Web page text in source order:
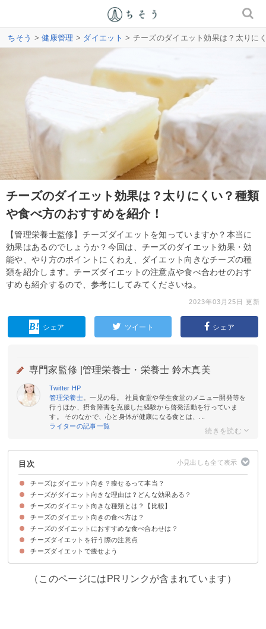
ちそう >健康管理 > ダイエット > チーズのダイエット効果は？太りに
チーズのダイエット効果は？太りにくい？種類
や食べ方のおすすめを紹介！
【管理栄養士監修】チーズダイエットを知っていますか？本当に
効果はあるのでしょうか？今回は、チーズのダイエット効果・効
能や、やり方のポイントにくわえ、ダイエット向きなチーズの種
類を紹介します。チーズダイエットの注意点や食べ合わせのおす
すめも紹介するので、参考にしてみてくださいね。
2023年03月25日 更新
シェア ツイート シェア
専門家監修 | 管理栄養士・栄養士 鈴木真美
Twitter HP
管理栄養士。一児の母。 社員食堂や学生食堂のメニュー開発等を
行うほか、摂食障害を克服した経験から啓発活動を行っていま
す。 そのなかで、心と身体が健康になる食とは、...
ライターの記事一覧
目次
チーズはダイエット向き？痩せるって本当？
チーズがダイエット向きな理由は？どんな効果ある？
①GI値が低い
②整腸効果による便秘解消
③ビタミンB群による糖質・脂質の代謝促進
④タンパク質による基礎代謝の向上
⑤カルシウムによる脂肪分解の補助
チーズのダイエット向きな種類とは？【比較】
①カロリーで比較
②脂質で比較
③塩分で比較
④カルシウムで比較
チーズのダイエット向きの食べ方は？
①よく噛んで食べる
②脂肪の分解を助ける食べ物と一緒に食べる
③間食でチーズを食べておく
④血糖値の上昇を緩やかにする食材を合わせる
チーズのダイエットにおすすめな食べ合わせは？
①チーズ×納豆
②チーズ×キムチ
③チーズ×ワイン
チーズダイエットを行う際の注意点
①栄養バランスも考える
②食べ過ぎない
③夜遅くに食べない
チーズダイエットで痩せよう
（このページにはPRリンクが含まれています）